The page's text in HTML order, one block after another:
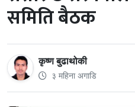
समिति बैठक
कृष्ण बुढाथोकी
३ महिना अगाडि